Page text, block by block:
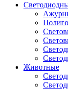
Животные